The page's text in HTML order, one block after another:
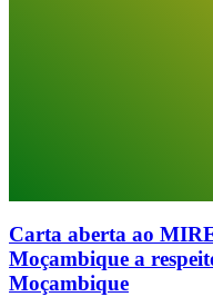
Carta aberta ao
Moçambique a
Moçambique